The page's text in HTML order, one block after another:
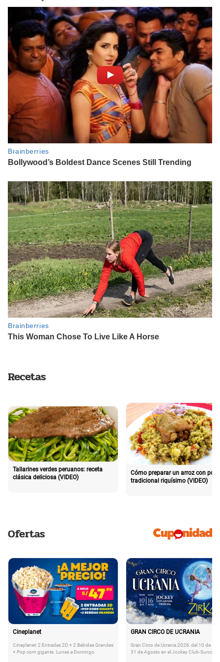
Recetas
Tallarines verdes peruanos: receta
clásica deliciosa (VIDEO)
Cómo preparar un arroz con pollo
tradicional riquísimo (VIDEO)
Ofertas
Cineplanet
Cineplanet: 2 Entradas 2D + 2 Bebidas Grandes
+ Pop corn gigante. Lunes a Domingo
GRAN CIRCO DE UCRANIA
Gran Circo de Ucrania 2026: del 10 de
31 de Agosto en el Jockey Club-Surco